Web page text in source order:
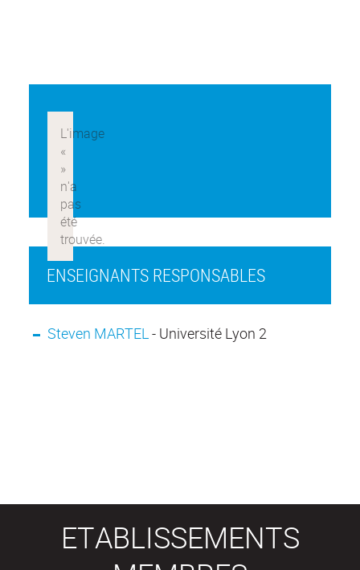
ENSEIGNANTS RESPONSABLES
Steven MARTEL- Université Lyon 2
ETABLISSEMENTS